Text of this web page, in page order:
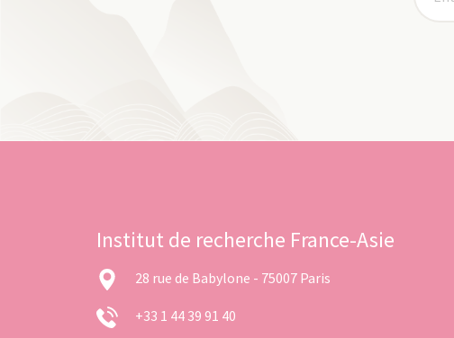
Institut de recherche France-Asie
28 rue de Babylone - 75007 Paris
+33 1 44 39 91 40